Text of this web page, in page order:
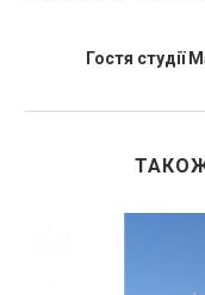
Гостя студії